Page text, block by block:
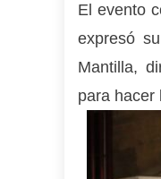
El evento
expresó
Mantilla,
para hacer